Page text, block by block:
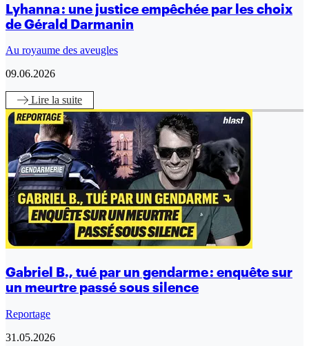
Lyhanna : une justice empêchée par les choix
de Gérald Darmanin
Au royaume des aveugles
09.06.2026
Lire la suite
Gabriel B., tué par un gendarme : enquête sur
un meurtre passé sous silence
Reportage
31.05.2026